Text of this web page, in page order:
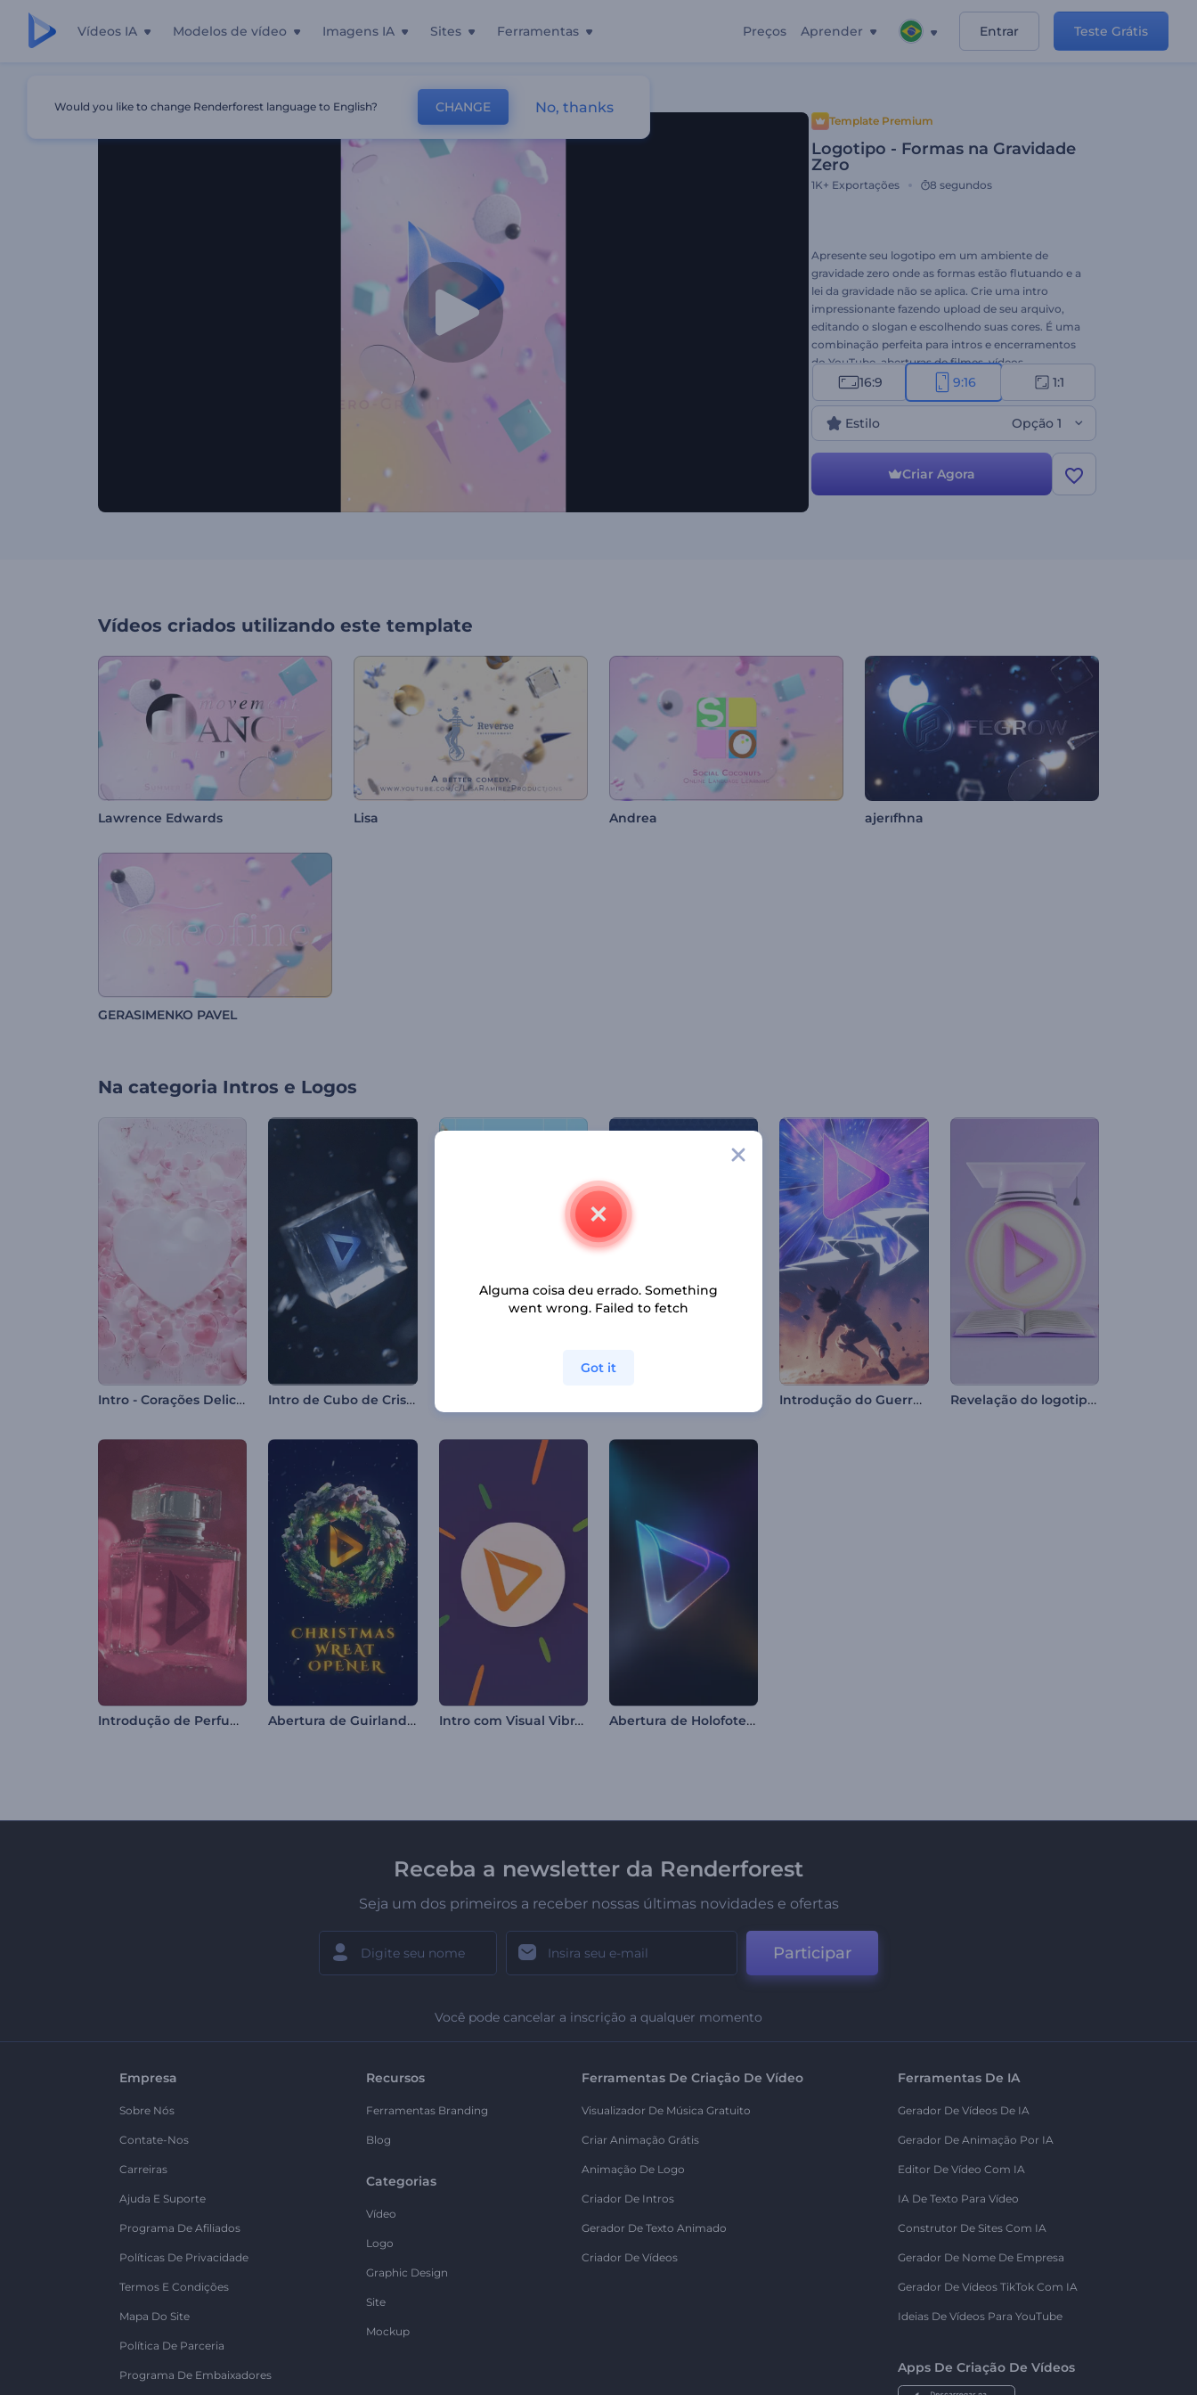
Vídeos IA Modelos de vídeo Imagens IA Sites Ferramentas Preços Aprender Entrar Teste Grátis
Template Premium
Logotipo - Formas na Gravidade
Zero
1K+ Exportações 8 segundos
Apresente seu logotipo em um ambiente de
gravidade zero onde as formas estão flutuando e a
lei da gravidade não se aplica. Crie uma intro
impressionante fazendo upload de seu arquivo,
editando o slogan e escolhendo suas cores. É uma
combinação perfeita para intros e encerramentos
do YouTube, aberturas de filmes, vídeos
promocionais e muito mais. Experimente esta
animação inovadora hoje mesmo!
16:9 9:16 1:1
Estilo Opção 1
Criar Agora
Vídeos criados utilizando este template
Lawrence Edwards Lisa Andrea ajerıfhna
GERASIMENKO PAVEL
Na categoria Intros e Logos
Intro - Corações Delicados Caindo Intro de Cubo de Cristal Introdução do Guerreiro de Anime Revelação do logotipo da educação
Introdução de Perfume Floral Abertura de Guirlanda de Natal Intro com Visual Vibrante Abertura de Holofotes de Neon
Receba a newsletter da Renderforest
Seja um dos primeiros a receber nossas últimas novidades e ofertas
Participar
Você pode cancelar a inscrição a qualquer momento
Empresa
Sobre Nós
Contate-Nos
Carreiras
Ajuda E Suporte
Programa De Afiliados
Políticas De Privacidade
Termos E Condições
Mapa Do Site
Política De Parceria
Programa De Embaixadores
Recursos
Ferramentas Branding
Blog
Categorias
Vídeo
Logo
Graphic Design
Site
Mockup
Ferramentas De Criação De Vídeo
Visualizador De Música Gratuito
Criar Animação Grátis
Animação De Logo
Criador De Intros
Gerador De Texto Animado
Criador De Vídeos
Ferramentas De IA
Gerador De Vídeos De IA
Gerador De Animação Por IA
Editor De Vídeo Com IA
IA De Texto Para Vídeo
Construtor De Sites Com IA
Gerador De Nome De Empresa
Gerador De Vídeos TikTok Com IA
Ideias De Vídeos Para YouTube
Apps De Criação De Vídeos
Would you like to change Renderforest language to English? CHANGE No, thanks
Alguma coisa deu errado. Something
went wrong. Failed to fetch
Got it